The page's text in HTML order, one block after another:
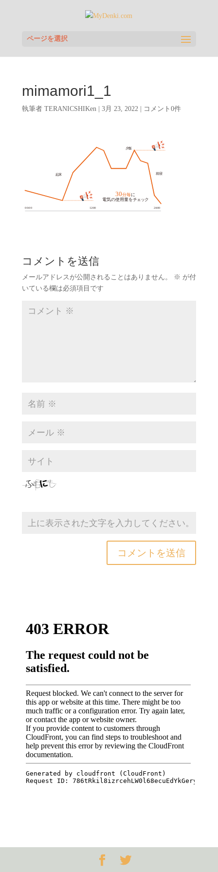
ページを選択
mimamori1_1
執筆者 TERANICSHIKen| 3月 23, 2022| コメント0件
コメントを送信
メールアドレスが公開されることはありません。 ※ が付
いている欄は必須項目です